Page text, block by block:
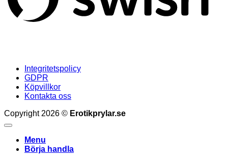
Integritetspolicy
GDPR
Köpvillkor
Kontakta oss
Copyright 2026 © Erotikprylar.se
Menu
Börja handla